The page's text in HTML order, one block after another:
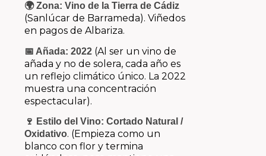
🌍 Zona: Vino de la Tierra de Cádiz
(Sanlúcar de Barrameda). Viñedos
en pagos de Albariza.
📅 Añada: 2022(Al ser un vino de
añada y no de solera, cada año es
un reflejo climático único. La 2022
muestra una concentración
espectacular).
🍷 Estilo del Vino: Cortado Natural /
Oxidativo. (Empieza como un
blanco con flor y termina